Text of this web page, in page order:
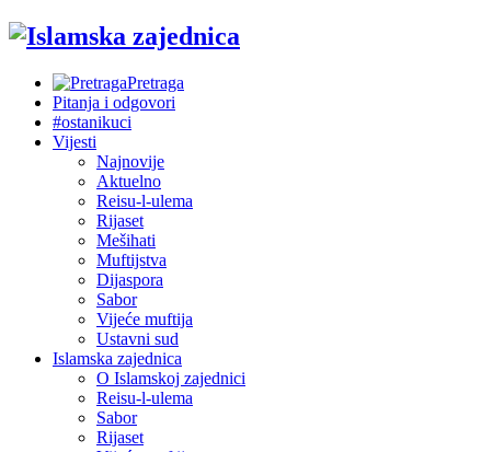
Pretraga
Pitanja i odgovori
#ostanikuci
Vijesti
Najnovije
Aktuelno
Reisu-l-ulema
Rijaset
Mešihati
Muftijstva
Dijaspora
Sabor
Vijeće muftija
Ustavni sud
Islamska zajednica
O Islamskoj zajednici
Reisu-l-ulema
Sabor
Rijaset